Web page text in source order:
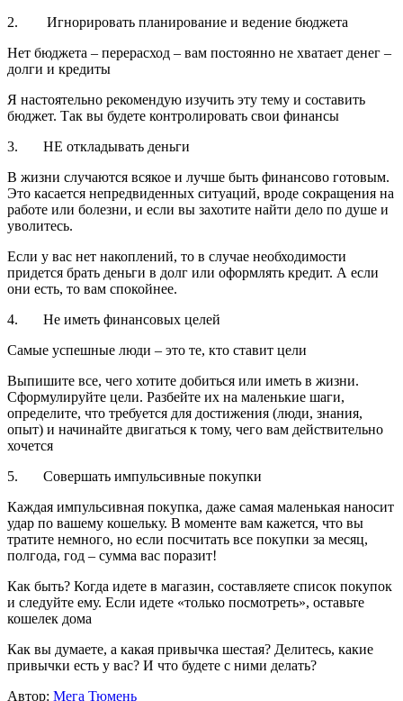
2. Игнорировать планирование и ведение бюджета
Нет бюджета – перерасход – вам постоянно не хватает денег –
долги и кредиты
Я настоятельно рекомендую изучить эту тему и составить
бюджет. Так вы будете контролировать свои финансы
3. НЕ откладывать деньги
В жизни случаются всякое и лучше быть финансово готовым.
Это касается непредвиденных ситуаций, вроде сокращения на
работе или болезни, и если вы захотите найти дело по душе и
уволитесь.
Если у вас нет накоплений, то в случае необходимости
придется брать деньги в долг или оформлять кредит. А если
они есть, то вам спокойнее.
4. Не иметь финансовых целей
Самые успешные люди – это те, кто ставит цели
Выпишите все, чего хотите добиться или иметь в жизни.
Сформулируйте цели. Разбейте их на маленькие шаги,
определите, что требуется для достижения (люди, знания,
опыт) и начинайте двигаться к тому, чего вам действительно
хочется
5. Совершать импульсивные покупки
Каждая импульсивная покупка, даже самая маленькая наносит
удар по вашему кошельку. В моменте вам кажется, что вы
тратите немного, но если посчитать все покупки за месяц,
полгода, год – сумма вас поразит!
Как быть? Когда идете в магазин, составляете список покупок
и следуйте ему. Если идете «только посмотреть», оставьте
кошелек дома
Как вы думаете, а какая привычка шестая? Делитесь, какие
привычки есть у вас? И что будете с ними делать?
Автор: Мега Тюмень